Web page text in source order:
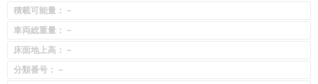
積載可能量：－
車両総重量：－
床面地上高：－
分類番号：－